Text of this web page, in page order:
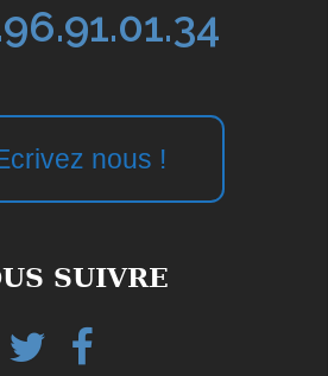
nous !
SUIVRE
TwitterFacebook